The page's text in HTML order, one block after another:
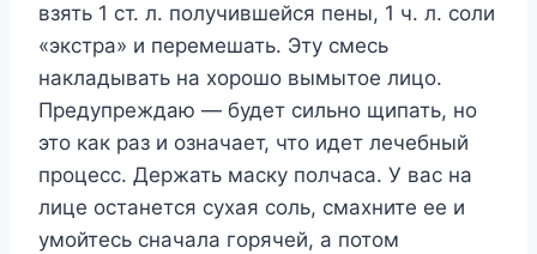
взять 1 ст. л. получившейся пены, 1 ч. л. соли
«экстра» и перемешать. Эту смесь
накладывать на хорошо вымытое лицо.
Предупреждаю — будет сильно щипать, но
это как раз и означает, что идет лечебный
процесс. Держать маску полчаса. У вас на
лице останется сухая соль, смахните ее и
умойтесь сначала горячей, а потом